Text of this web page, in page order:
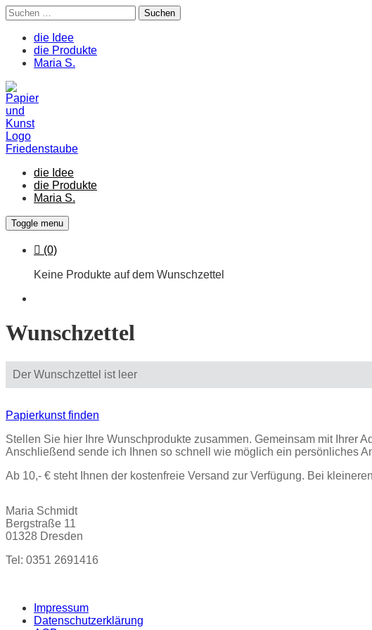
Suchen
nach:
die Idee
die Produkte
Maria S.
Skip
to
content
die Idee
die Produkte
Maria S.
Toggle menu
Cart
(0)
Keine Produkte auf dem Wunschzettel
Wunschzettel
Der Wunschzettel ist leer
Papierkunst finden
Stellen Sie hier Ihre Wunschprodukte zusammen. Gemeinsam mit Ihrer
Anschließend sende ich Ihnen so schnell wie möglich ein persönliches
Ab 10,- € steht Ihnen der kostenfreie Versand zur Verfügung. Bei
Maria Schmidt
Bergstraße 11
01328 Dresden
Tel: 0351 2691416
Impressum
Datenschutzerklärung